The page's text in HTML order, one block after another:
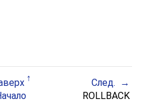
След.
ROLLBACK